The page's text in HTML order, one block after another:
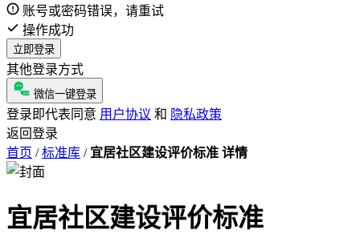
账号或密码错误，请重试
操作成功
立即登录
其他登录方式
微信一键登录
登录即代表同意 用户协议 和 隐私政策
返回登录
首页 / 标准库 / 宜居社区建设评价标准 详情
宜居社区建设评价标准